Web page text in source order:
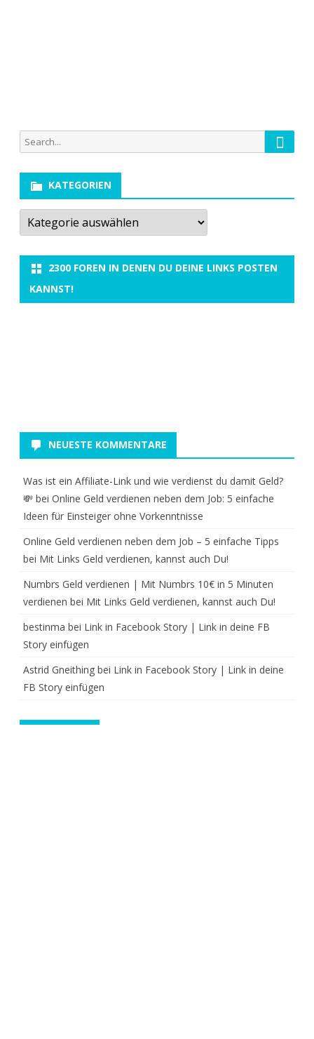
Search
for:
Search
KATEGORIEN
Kategorien
2300 FOREN IN DENEN DU DEINE LINKS POSTEN
KANNST!
NEUESTE KOMMENTARE
Was ist ein Affiliate-Link und wie verdienst du damit Geld?
💸 bei Online Geld verdienen neben dem Job: 5 einfache
Ideen für Einsteiger ohne Vorkenntnisse
Online Geld verdienen neben dem Job – 5 einfache Tipps
bei Mit Links Geld verdienen, kannst auch Du!
Numbrs Geld verdienen | Mit Numbrs 10€ in 5 Minuten
verdienen bei Mit Links Geld verdienen, kannst auch Du!
bestinma bei Link in Facebook Story | Link in deine FB
Story einfügen
Astrid Gneithing bei Link in Facebook Story | Link in deine
FB Story einfügen